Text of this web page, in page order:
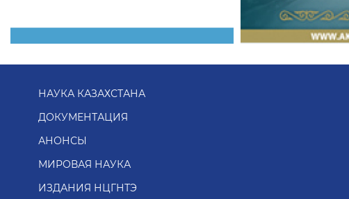
НАУКА КАЗАХСТАНА
ДОКУМЕНТАЦИЯ
АНОНСЫ
МИРОВАЯ НАУКА
ИЗДАНИЯ НЦГНТЭ